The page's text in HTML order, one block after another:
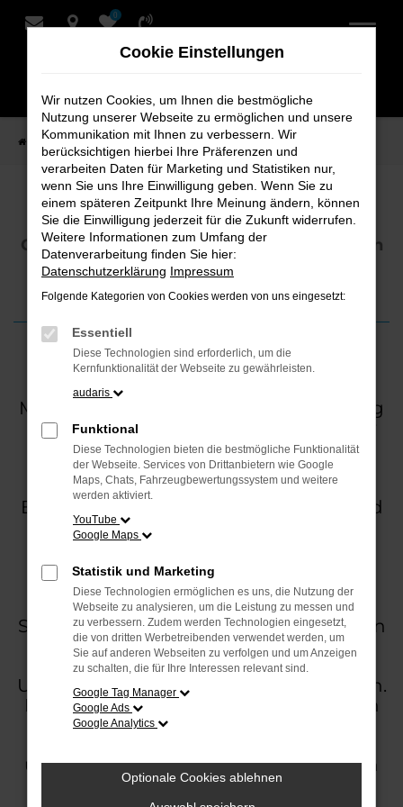
Zum
0
Startseite News Auf die Stifte, fertig, Schmiddi!
Auf die Stifte, fertig, Schmiddi!
Große Resonanz auf die Kita-Malaktion von
Schmidt + Koch
01. April 2026
Mit einer Idee, die Kreativität, Bewegung
und Jubiläumsgeschichte miteinander
verbindet, trifft Schmidt + Koch im
Frühjahr 2026 einen Nerv. Die Kita-
Malaktion anlässlich des 100-jährigen
Bestehens läuft noch bis Ende April und
begeistert bereits jetzt mit einer
beeindruckenden Resonanz.
Unter dem Motto „Auf die Stifte, fertig,
Schmiddi!“ gestalten Kindertagesstätten
aus der Region ihre ganz eigenen
Traumautos. Schon jetzt erreichen das
Unternehmen zahlreiche Einsendungen.
Neben farbenfrohen Bildern entstehen
auch gebaute Fahrzeuge aus Holz und
umgesetzt werden. In Gruppenräumen
und Kreativstunden wird gemalt,
Cookie Einstellungen
Wir nutzen Cookies, um Ihnen die bestmögliche
Nutzung unserer Webseite zu ermöglichen und unsere
Kommunikation mit Ihnen zu verbessern. Wir
berücksichtigen hierbei Ihre Präferenzen und
verarbeiten Daten für Marketing und Statistiken nur,
wenn Sie uns Ihre Einwilligung geben. Wenn Sie zu
einem späteren Zeitpunkt Ihre Meinung ändern, können
Sie die Einwilligung jederzeit für die Zukunft widerrufen.
Weitere Informationen zum Umfang der
Datenverarbeitung finden Sie hier:
Datenschutzerklärung Impressum
Folgende Kategorien von Cookies werden von uns eingesetzt:
Essentiell
Diese Technologien sind erforderlich, um die
Kernfunktionalität der Webseite zu gewährleisten.
audaris
Funktional
Diese Technologien bieten die bestmögliche Funktionalität
der Webseite. Services von Drittanbietern wie Google
Maps, Chats, Fahrzeugbewertungssystem und weitere
werden aktiviert.
YouTube
Google Maps
Statistik und Marketing
Diese Technologien ermöglichen es uns, die Nutzung der
Webseite zu analysieren, um die Leistung zu messen und
zu verbessern. Zudem werden Technologien eingesetzt,
die von dritten Werbetreibenden verwendet werden, um
Sie auf anderen Webseiten zu verfolgen und um Anzeigen
zu schalten, die für Ihre Interessen relevant sind.
Google Tag Manager
Google Ads
Google Analytics
Optionale Cookies ablehnen